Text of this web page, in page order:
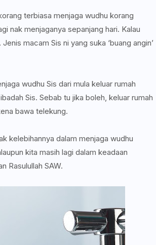
terbiasa menjaga wudhu korang
nak menjaganya sepanjang hari. Kalau
macam Sis ni yang suka ‘buang angin’
wudhu Sis dari mula keluar rumah
Sis. Sebab tu jika boleh, keluar rumah
bawa telekung.
kelebihannya dalam menjaga wudhu
kita masih lagi dalam keadaan
Rasulullah SAW.